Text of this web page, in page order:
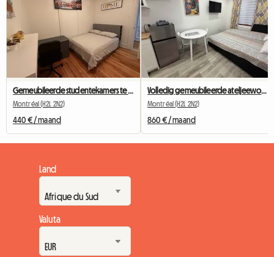
Montréal (H2L 2N2)
440 € / maand
Volledig gemeubileerde ateljeewoonstel, alles ingesluit, naby Berri-UQAM-metrostasie
Montréal (H2L 2N2)
860 € / maand
Land
Valuta